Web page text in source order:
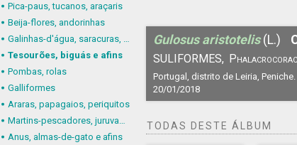
Pica-paus, tucanos, araçaris
Beija-flores, andorinhas
Galinhas-d'água, saracuras, grous
Tesourões, biguás e afins
Pombas, rolas
Galliformes
Araras, papagaios, periquitos
Martins-pescadores, juruvas e afins
Anus, almas-de-gato e afins
Gulosus aristotelis (L.)
SULIFORMES,
Portugal, distrito de Leiria, Peniche.
20/01/2018
TODAS DESTE ÁLBUM